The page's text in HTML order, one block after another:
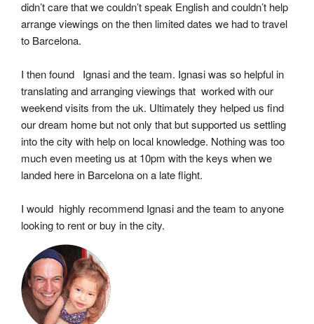
didn’t care that we couldn’t speak English and couldn’t help
arrange viewings on the then limited dates we had to travel
to Barcelona.
I then found   Ignasi and the team. Ignasi was so helpful in
translating and arranging viewings that  worked with our
weekend visits from the uk. Ultimately they helped us find
our dream home but not only that but supported us settling
into the city with help on local knowledge. Nothing was too
much even meeting us at 10pm with the keys when we
landed here in Barcelona on a late flight.
I would  highly recommend Ignasi and the team to anyone
looking to rent or buy in the city.